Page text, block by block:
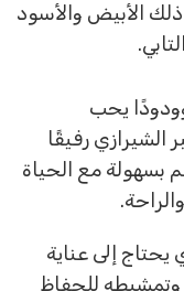
الأبيض والأسود
يحب
رفيقًا
مع الحياة
إلى عناية
للحفاظ